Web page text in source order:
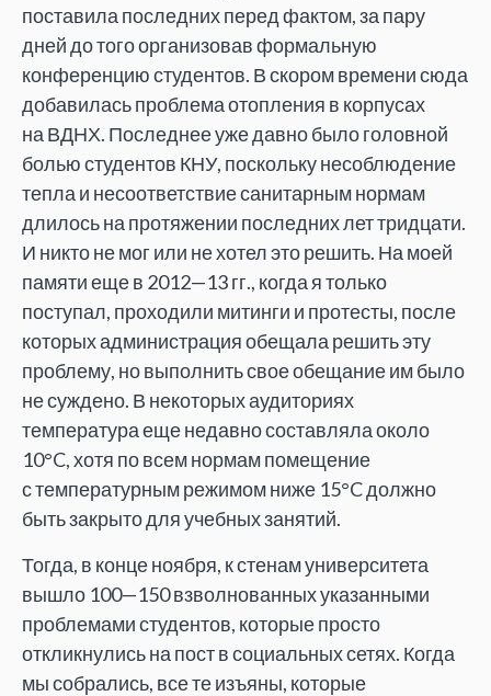
поставила последних перед фактом, за пару
дней до того организовав формальную
конференцию студентов. В скором времени сюда
добавилась проблема отопления в корпусах
на ВДНХ. Последнее уже давно было головной
болью студентов КНУ, поскольку несоблюдение
тепла и несоответствие санитарным нормам
длилось на протяжении последних лет тридцати.
И никто не мог или не хотел это решить. На моей
памяти еще в 2012—13 гг., когда я только
поступал, проходили митинги и протесты, после
которых администрация обещала решить эту
проблему, но выполнить свое обещание им было
не суждено. В некоторых аудиториях
температура еще недавно составляла около
10°C, хотя по всем нормам помещение
с температурным режимом ниже 15°C должно
быть закрыто для учебных занятий.
Тогда, в конце ноября, к стенам университета
вышло 100—150 взволнованных указанными
проблемами студентов, которые просто
откликнулись на пост в социальных сетях. Когда
мы собрались, все те изъяны, которые